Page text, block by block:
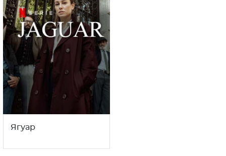
Ягуар